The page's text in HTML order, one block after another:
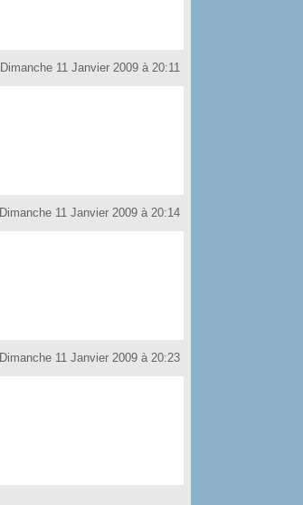
Dimanche 11 Janvier 2009 à 20:11
Dimanche 11 Janvier 2009 à 20:14
Dimanche 11 Janvier 2009 à 20:23